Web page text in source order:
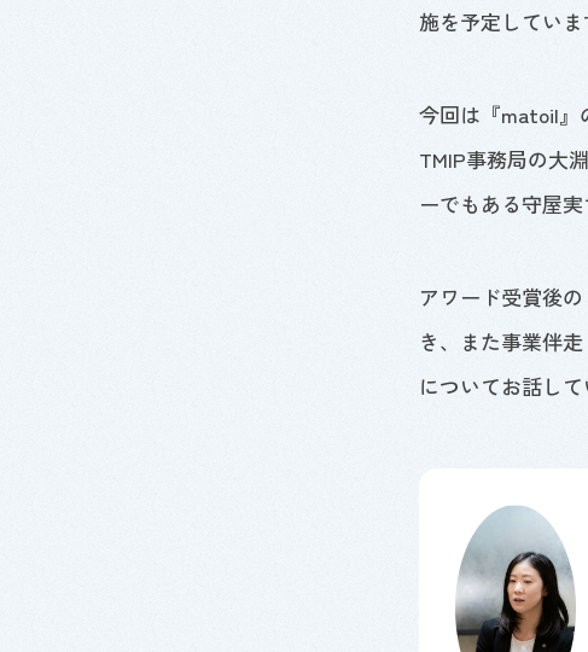
施を予定していま
今回は『matoil』
TMIP事務局の大
ーでもある守屋
アワード受賞後の
き、また事業伴
についてお話して